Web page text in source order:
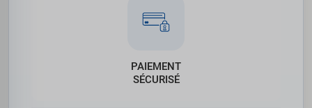
PAIEMENT
SÉCURISÉ